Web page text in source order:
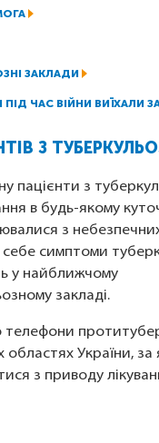
ЗАКЛАДИ
ПІД ЧАС ВІЙНИ ВИЇХАЛИ
З
пацієнти з
в будь-якому
з
симптоми
у найближчому
закладі.
телефони
областях України,
з приводу